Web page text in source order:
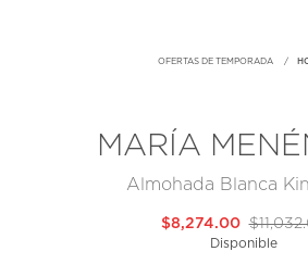
OFERTAS DE TEMPORADA
MARÍA
Almohada Blanca
$8,274.00
Disponible